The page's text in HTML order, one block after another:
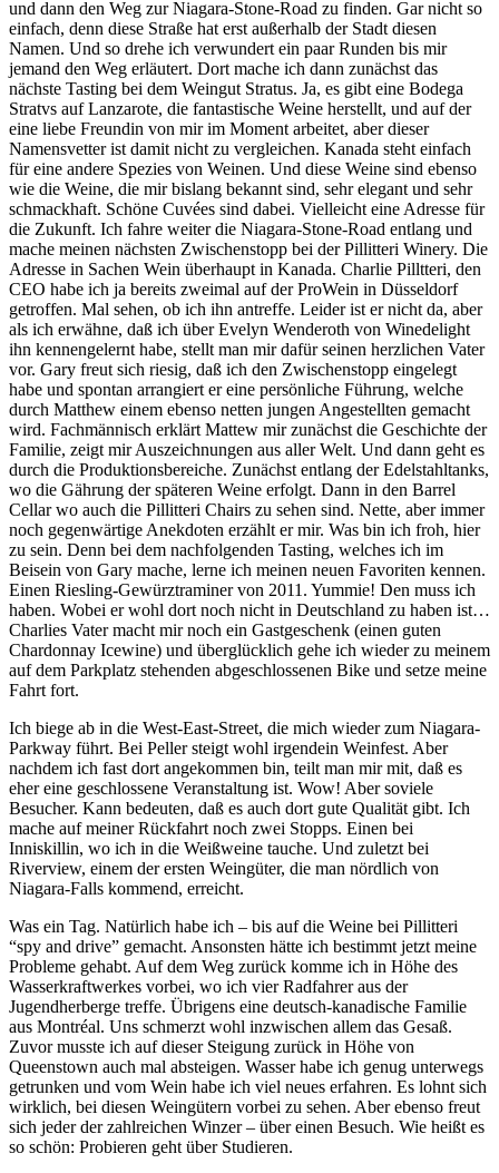
und dann den Weg zur Niagara-Stone-Road zu finden. Gar nicht so
einfach, denn diese Straße hat erst außerhalb der Stadt diesen
Namen. Und so drehe ich verwundert ein paar Runden bis mir
jemand den Weg erläutert. Dort mache ich dann zunächst das
nächste Tasting bei dem Weingut Stratus. Ja, es gibt eine Bodega
Stratvs auf Lanzarote, die fantastische Weine herstellt, und auf der
eine liebe Freundin von mir im Moment arbeitet, aber dieser
Namensvetter ist damit nicht zu vergleichen. Kanada steht einfach
für eine andere Spezies von Weinen. Und diese Weine sind ebenso
wie die Weine, die mir bislang bekannt sind, sehr elegant und sehr
schmackhaft. Schöne Cuvées sind dabei. Vielleicht eine Adresse für
die Zukunft. Ich fahre weiter die Niagara-Stone-Road entlang und
mache meinen nächsten Zwischenstopp bei der Pillitteri Winery. Die
Adresse in Sachen Wein überhaupt in Kanada. Charlie Pilltteri, den
CEO habe ich ja bereits zweimal auf der ProWein in Düsseldorf
getroffen. Mal sehen, ob ich ihn antreffe. Leider ist er nicht da, aber
als ich erwähne, daß ich über Evelyn Wenderoth von Winedelight
ihn kennengelernt habe, stellt man mir dafür seinen herzlichen Vater
vor. Gary freut sich riesig, daß ich den Zwischenstopp eingelegt
habe und spontan arrangiert er eine persönliche Führung, welche
durch Matthew einem ebenso netten jungen Angestellten gemacht
wird. Fachmännisch erklärt Mattew mir zunächst die Geschichte der
Familie, zeigt mir Auszeichnungen aus aller Welt. Und dann geht es
durch die Produktionsbereiche. Zunächst entlang der Edelstahltanks,
wo die Gährung der späteren Weine erfolgt. Dann in den Barrel
Cellar wo auch die Pillitteri Chairs zu sehen sind. Nette, aber immer
noch gegenwärtige Anekdoten erzählt er mir. Was bin ich froh, hier
zu sein. Denn bei dem nachfolgenden Tasting, welches ich im
Beisein von Gary mache, lerne ich meinen neuen Favoriten kennen.
Einen Riesling-Gewürztraminer von 2011. Yummie! Den muss ich
haben. Wobei er wohl dort noch nicht in Deutschland zu haben ist…
Charlies Vater macht mir noch ein Gastgeschenk (einen guten
Chardonnay Icewine) und überglücklich gehe ich wieder zu meinem
auf dem Parkplatz stehenden abgeschlossenen Bike und setze meine
Fahrt fort.
Ich biege ab in die West-East-Street, die mich wieder zum Niagara-
Parkway führt. Bei Peller steigt wohl irgendein Weinfest. Aber
nachdem ich fast dort angekommen bin, teilt man mir mit, daß es
eher eine geschlossene Veranstaltung ist. Wow! Aber soviele
Besucher. Kann bedeuten, daß es auch dort gute Qualität gibt. Ich
mache auf meiner Rückfahrt noch zwei Stopps. Einen bei
Inniskillin, wo ich in die Weißweine tauche. Und zuletzt bei
Riverview, einem der ersten Weingüter, die man nördlich von
Niagara-Falls kommend, erreicht.
Was ein Tag. Natürlich habe ich – bis auf die Weine bei Pillitteri
“spy and drive” gemacht. Ansonsten hätte ich bestimmt jetzt meine
Probleme gehabt. Auf dem Weg zurück komme ich in Höhe des
Wasserkraftwerkes vorbei, wo ich vier Radfahrer aus der
Jugendherberge treffe. Übrigens eine deutsch-kanadische Familie
aus Montréal. Uns schmerzt wohl inzwischen allem das Gesaß.
Zuvor musste ich auf dieser Steigung zurück in Höhe von
Queenstown auch mal absteigen. Wasser habe ich genug unterwegs
getrunken und vom Wein habe ich viel neues erfahren. Es lohnt sich
wirklich, bei diesen Weingütern vorbei zu sehen. Aber ebenso freut
sich jeder der zahlreichen Winzer – über einen Besuch. Wie heißt es
so schön: Probieren geht über Studieren.